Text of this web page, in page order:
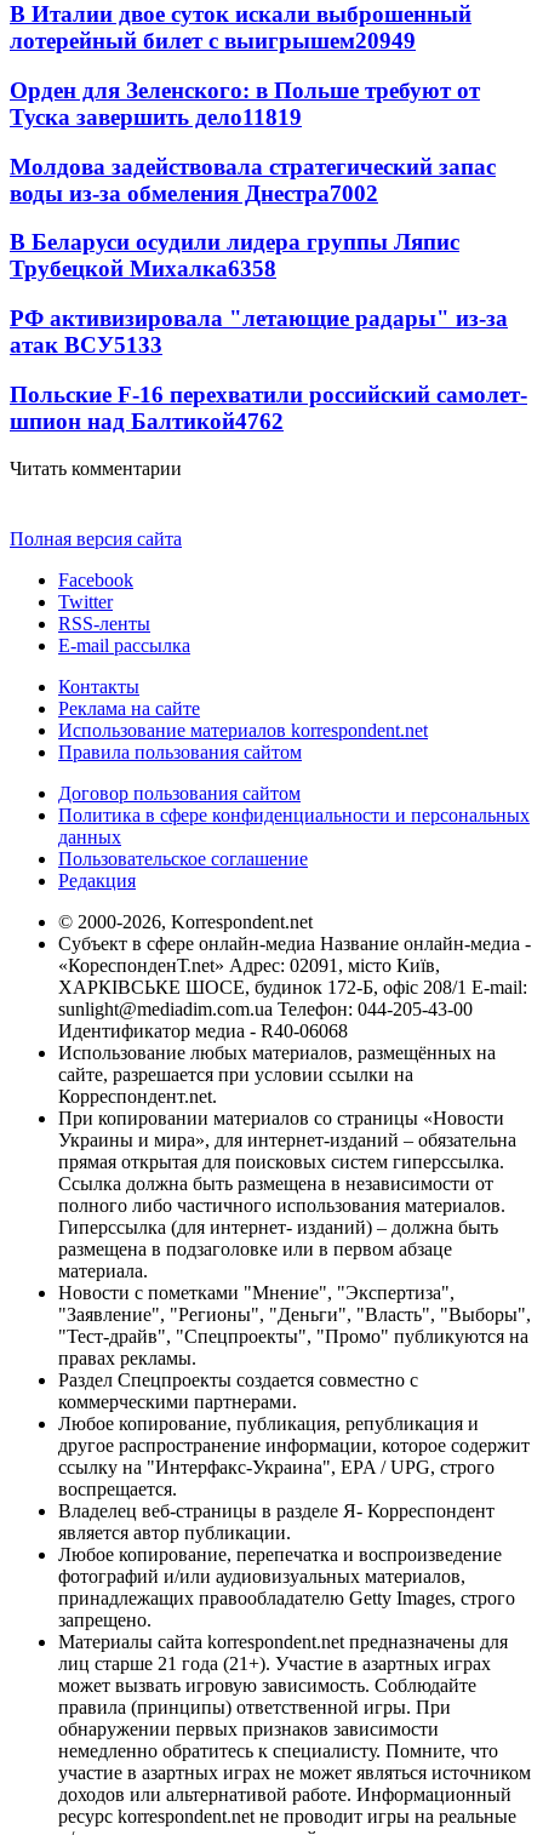
В Италии двое суток искали выброшенный
лотерейный билет с выигрышем20949
Орден для Зеленского: в Польше требуют от
Туска завершить дело11819
Молдова задействовала стратегический запас
воды из-за обмеления Днестра7002
В Беларуси осудили лидера группы Ляпис
Трубецкой Михалка6358
РФ активизировала "летающие радары" из-за
атак ВСУ5133
Польские F-16 перехватили российский самолет-
шпион над Балтикой4762
Читать комментарии
Полная версия сайта
Facebook
Twitter
RSS-ленты
E-mail рассылка
Контакты
Реклама на сайте
Использование материалов korrespondent.net
Правила пользования сайтом
Договор пользования сайтом
Политика в сфере конфиденциальности и персональных
данных
Пользовательское соглашение
Редакция
© 2000-2026, Korrespondent.net
Субъект в сфере онлайн-медиа Название онлайн-медиа -
«КореспонденТ.net» Адрес: 02091, місто Київ,
ХАРКІВСЬКЕ ШОСЕ, будинок 172-Б, офіс 208/1 E-mail:
sunlight@mediadim.com.ua Телефон: 044-205-43-00
Идентификатор медиа - R40-06068
Использование любых материалов, размещённых на
сайте, разрешается при условии ссылки на
Корреспондент.net.
При копировании материалов со страницы «Новости
Украины и мира», для интернет-изданий – обязательна
прямая открытая для поисковых систем гиперссылка.
Ссылка должна быть размещена в независимости от
полного либо частичного использования материалов.
Гиперссылка (для интернет- изданий) – должна быть
размещена в подзаголовке или в первом абзаце
материала.
Новости с пометками "Мнение", "Экспертиза",
"Заявление", "Регионы", "Деньги", "Власть", "Выборы",
"Тест-драйв", "Спецпроекты", "Промо" публикуются на
правах рекламы.
Раздел Спецпроекты создается совместно с
коммерческими партнерами.
Любое копирование, публикация, републикация и
другое распространение информации, которое содержит
ссылку на "Интерфакс-Украина", EPA / UPG, строго
воспрещается.
Владелец веб-страницы в разделе Я- Корреспондент
является автор публикации.
Любое копирование, перепечатка и воспроизведение
фотографий и/или аудиовизуальных материалов,
принадлежащих правообладателю Getty Images, строго
запрещено.
Материалы сайта korrespondent.net предназначены для
лиц старше 21 года (21+). Участие в азартных играх
может вызвать игровую зависимость. Соблюдайте
правила (принципы) ответственной игры. При
обнаружении первых признаков зависимости
немедленно обратитесь к специалисту. Помните, что
участие в азартных играх не может являться источником
доходов или альтернативой работе. Информационный
ресурс korrespondent.net не проводит игры на реальные